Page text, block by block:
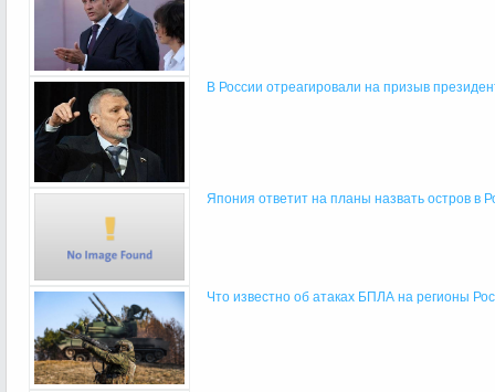
В России отреагировали на призыв
Япония ответит на планы назвать остров в
Что известно об атаках БПЛА на регионы